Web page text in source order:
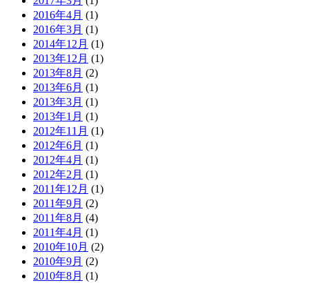
2016年4月 (1)
2016年3月 (1)
2014年12月 (1)
2013年12月 (1)
2013年8月 (2)
2013年6月 (1)
2013年3月 (1)
2013年1月 (1)
2012年11月 (1)
2012年6月 (1)
2012年4月 (1)
2012年2月 (1)
2011年12月 (1)
2011年9月 (2)
2011年8月 (4)
2011年4月 (1)
2010年10月 (2)
2010年9月 (2)
2010年8月 (1)